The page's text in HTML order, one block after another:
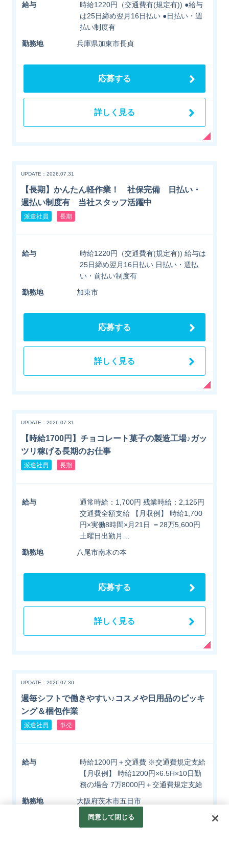
給与
時給1220円（交通費有(規定有)) ●給与
は25日締め翌月16日払い ●日払い・週
払い制度有
勤務地
兵庫県加東市長貞
応募する
詳しく見る
UPDATE：2026.07.31
【長期】かんたん軽作業！ 社保完備 日払い・
週払い制度有 当社スタッフ活躍中
派遣社員 長期
給与
時給1220円（交通費有(規定有)) 給与は
25日締め翌月16日払い 日払い・週払
い・前払い制度有
勤務地
加東市
応募する
詳しく見る
UPDATE：2026.07.31
【時給1700円】チョコレート菓子の製造工場♪ガッ
ツリ稼げる長期のお仕事
派遣社員 長期
給与
通常時給：1,700円 残業時給：2,125円
交通費全額支給 【月収例】 時給1,700
円×実働8時間×月21日 ＝28万5,600円
土曜日出勤月…
勤務地
八尾市南木の本
応募する
詳しく見る
UPDATE：2026.07.30
週毎シフトで働きやすい♪コスメや日用品のピッキ
ング＆梱包作業
派遣社員 単発
給与
時給1200円＋交通費 ※交通費規定支給
【月収例】 時給1200円×6.5H×10日勤
務の場合 7万8000円＋交通費規定支給
勤務地
大阪府茨木市五日市
同意して閉じる